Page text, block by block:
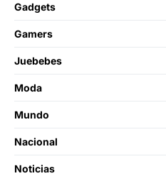
Gadgets
Gamers
Juebebes
Moda
Mundo
Nacional
Noticias